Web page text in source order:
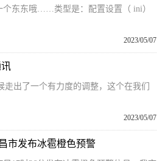
个东东哦……类型是：配置设置（ ini）
2023/05/07
出了一个有力度的调整，这个在我们
2023/05/07
市发布冰雹橙色预警